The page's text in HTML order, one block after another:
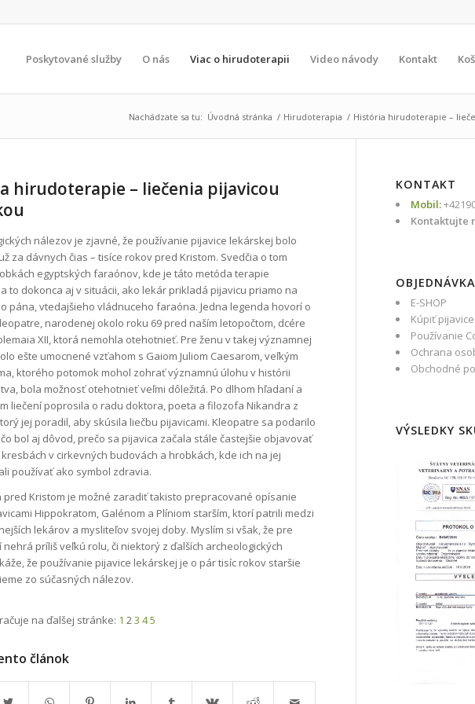
Poskytované služby O nás Viac o hirudoterapii Video návody Kontakt
Nachádzate sa tu: Úvodná stránka / Hirudoterapia / História hirudoterapie –
hirudoterapie – liečenia pijavicou
nálezov je zjavné, že používanie pijavice lekárskej bolo
za dávnych čias – tisíce rokov pred Kristom. Svedčia o tom
egyptských faraónov, kde je táto metóda terapie
to dokonca aj v situácii, ako lekár prikladá pijavicu priamo na
pána, vtedajšieho vládnuceho faraóna. Jedna legenda hovorí o
narodenej okolo roku 69 pred naším letopočtom, dcére
XII, ktorá nemohla otehotnieť. Pre ženu v takej významnej
ešte umocnené vzťahom s Gaiom Juliom Caesarom, veľkým
ktorého potomok mohol zohrať významnú úlohu v histórii
bola možnosť otehotnieť veľmi dôležitá. Po dlhom hľadaní a
liečení poprosila o radu doktora, poeta a filozofa Nikandra z
jej poradil, aby skúsila liečbu pijavicami. Kleopatre sa podarilo
bol aj dôvod, prečo sa pijavica začala stále častejšie objavovať
v cirkevných budovách a hrobkách, kde ich na jej
používať ako symbol zdravia.
pred Kristom je možné zaradiť takisto prepracované opísanie
Hippokratom, Galénom a Plíniom starším, ktorí patrili medzi
lekárov a mysliteľov svojej doby. Myslím si však, že pre
nehrá príliš veľkú rolu, či niektorý z ďalších archeologických
že používanie pijavice lekárskej je o pár tisíc rokov staršie
zo súčasných nálezov.
na ďalšej stránke: 1 23 45
článok
KONTAKT
Mobil:
Kontaktujte
OBJEDNÁVKA
E-SHOP
Kúpiť
Používanie
Ochrana
Obchodné
VÝSLEDKY